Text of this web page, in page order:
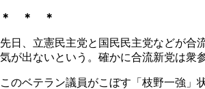
＊ ＊ ＊
先日、立憲民主党と国民民主党などが合
気が出ないという。確かに合流新党は衆
このベテラン議員がこぼす「枝野一強」